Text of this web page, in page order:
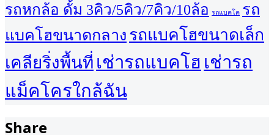
รถหกล้อ ดั้ม 3คิว/5คิว/7คิว/10ล้อ รถแบคโค รถ
แบคโฮขนาดกลาง รถแบคโฮขนาดเล็ก
เคลียริ่งพื้นที่ เช่ารถแบคโฮ เช่ารถ
แม็คโครใกล้ฉัน
Share